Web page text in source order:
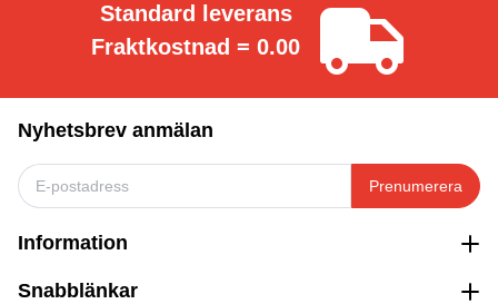
Standard leverans
Fraktkostnad = 0.00
Nyhetsbrev anmälan
Prenumerera
Information
Snabblänkar